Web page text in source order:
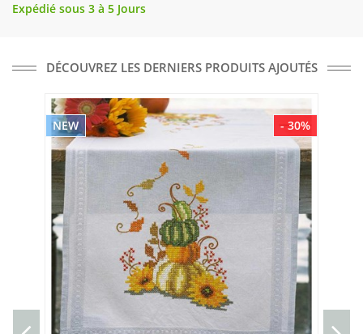
Expédié sous 3 à 5 Jours
DÉCOUVREZ LES DERNIERS PRODUITS AJOUTÉS
- 30%
NEW